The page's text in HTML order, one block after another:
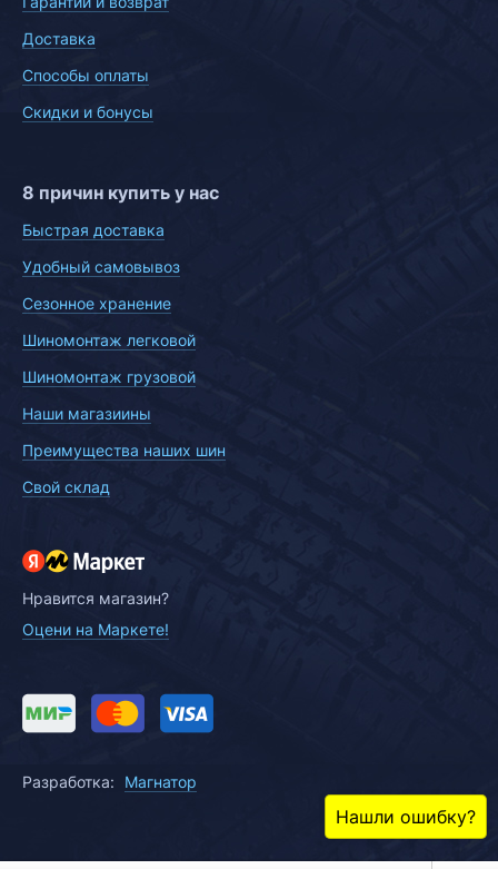
Доставка
Способы оплаты
Скидки и бонусы
8 причин купить у нас
Быстрая доставка
Удобный самовывоз
Сезонное хранение
Шиномонтаж легковой
Шиномонтаж грузовой
Наши магазиины
Преимущества наших шин
Свой склад
Нравится магазин?
Оцени на Маркете!
Разработка: Магнатор
Нашли ошибку?